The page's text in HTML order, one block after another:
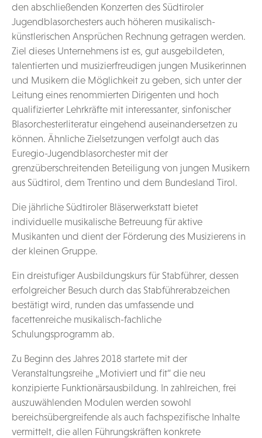
den abschließenden Konzerten des Südtiroler
Jugendblasorchesters auch höheren musikalisch-
künstlerischen Ansprüchen Rechnung getragen werden.
Ziel dieses Unternehmens ist es, gut ausgebildeten,
talentierten und musizierfreudigen jungen Musikerinnen
und Musikern die Möglichkeit zu geben, sich unter der
Leitung eines renommierten Dirigenten und hoch
qualifizierter Lehrkräfte mit interessanter, sinfonischer
Blasorchesterliteratur eingehend auseinandersetzen zu
können. Ähnliche Zielsetzungen verfolgt auch das
Euregio-Jugendblasorchester mit der
grenzüberschreitenden Beteiligung von jungen Musikern
aus Südtirol, dem Trentino und dem Bundesland Tirol.
Die jährliche Südtiroler Bläserwerkstatt bietet
individuelle musikalische Betreuung für aktive
Musikanten und dient der Förderung des Musizierens in
der kleinen Gruppe.
Ein dreistufiger Ausbildungskurs für Stabführer, dessen
erfolgreicher Besuch durch das Stabführerabzeichen
bestätigt wird, runden das umfassende und
facettenreiche musikalisch-fachliche
Schulungsprogramm ab.
Zu Beginn des Jahres 2018 startete mit der
Veranstaltungsreihe „Motiviert und fit“ die neu
konzipierte Funktionärsausbildung. In zahlreichen, frei
auszuwählenden Modulen werden sowohl
bereichsübergreifende als auch fachspezifische Inhalte
vermittelt, die allen Führungskräften konkrete